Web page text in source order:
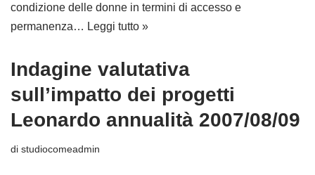
condizione delle donne in termini di accesso e
permanenza… Leggi tutto »
Indagine valutativa
sull’impatto dei progetti
Leonardo annualità 2007/08/09
di studiocomeadmin